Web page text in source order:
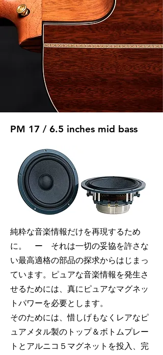
PM 17 / 6.5 inches mid bass
​純粋な音楽情報だけを再現するため
に。 ー それは一切の妥協を許さな
い最高適格の部品の探求からはじまっ
ています。ピュアな音楽情報を発生さ
せるためには、真にピュアなマグネッ
トパワーを必要とします。
そのためには、惜しげもなくレアなピ
ュアメタル製のトップ＆ボトムプレー
トとアルニコ５マグネットを投入、完